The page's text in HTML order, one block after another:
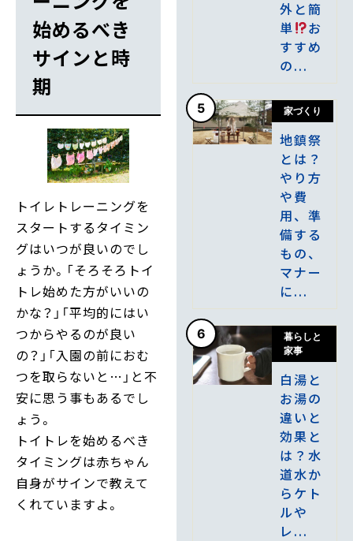
始めるべき
サインと時
期
トイレトレーニングを
スタートするタイミン
グはいつが良いのでし
ょうか。「そろそろトイ
トレ始めた方がいいの
かな？」「平均的にはい
つからやるのが良い
の？」「入園の前におむ
つを取らないと…」と不
安に思う事もあるでし
ょう。
トイトレを始めるべき
タイミングは赤ちゃん
自身がサインで教えて
くれていますよ。
外と簡
単
お
すすめ
の...
5 家づくり
地鎮祭
とは？
やり方
や費
用、準
備する
もの、
マナー
に...
6
暮らしと
家事
白湯と
お湯の
違いと
効果と
は？水
道水か
らケト
ルや
レ...